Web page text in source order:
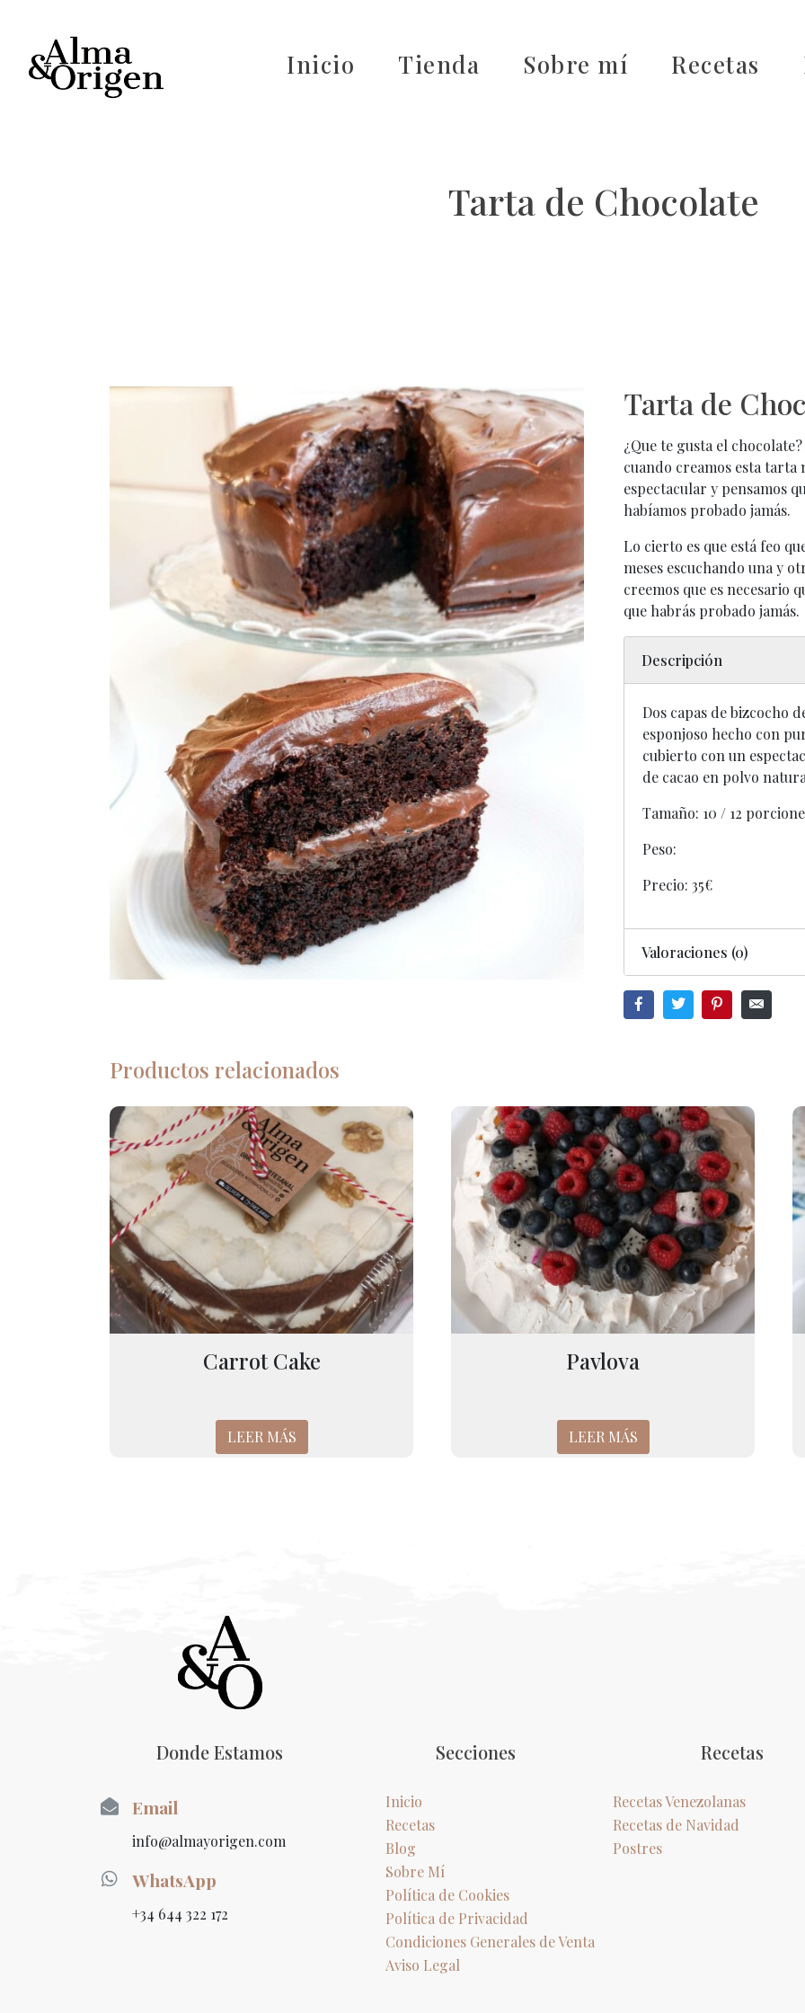
Inicio Tienda Sobre mí Recetas
Tarta de Chocolate
Tarta de
¿Que te gusta el
cuando creamos esta tarta
espectacular y pensamos
habíamos probado jamás.
Lo cierto es que está feo
meses escuchando una y
creemos que es necesario
que habrás probado jamás.
Descripción
Dos capas de bizcocho
esponjoso hecho con
cubierto con un
de cacao en polvo
Tamaño: 10 / 12
Peso:
Precio: 35€
Valoraciones (0)
Productos relacionados
Carrot Cake
LEER MÁS
Pavlova
LEER MÁS
Donde Estamos
Email
info@almayorigen.com
WhatsApp
+34 644 322 172
Secciones
Inicio
Recetas
Blog
Sobre Mí
Política de Cookies
Política de Privacidad
Condiciones Generales de Venta
Aviso Legal
Recetas
Recetas Venezolanas
Recetas de Navidad
Postres